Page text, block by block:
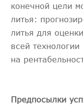
конечной цели
литья:
литья для
всей
на
Предпосылки